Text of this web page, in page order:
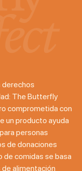
The Butterfly
comprometida con
un producto ayuda
personas
de donaciones
de comidas se basa
alimentación